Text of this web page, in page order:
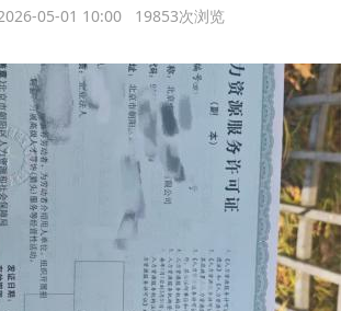
05-01 10:00 19853次浏览